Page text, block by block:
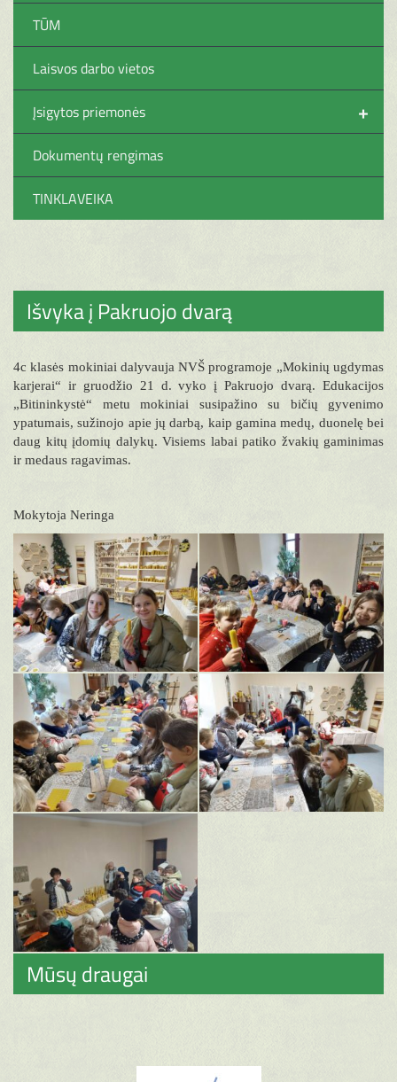
TŪM
Laisvos darbo vietos
+
Įsigytos priemonės
Dokumentų rengimas
TINKLAVEIKA
Išvyka į Pakruojo dvarą
4c klasės mokiniai dalyvauja NVŠ programoje „Mokinių ugdymas
karjerai“ ir gruodžio 21 d. vyko į Pakruojo dvarą. Edukacijos
„Bitininkystė“ metu mokiniai susipažino su bičių gyvenimo
ypatumais, sužinojo apie jų darbą, kaip gamina medų, duonelę bei
daug kitų įdomių dalykų. Visiems labai patiko žvakių gaminimas
ir medaus ragavimas.
Mokytoja Neringa
Mūsų draugai